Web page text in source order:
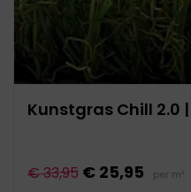
Kunstgras Chill 2.0
€ 33,95 € 25,95 per m²